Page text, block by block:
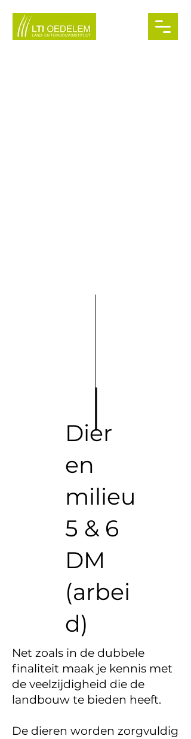
Dier
en
milieu
5 & 6
DM
(arbei
d)
Net zoals in de dubbele
finaliteit maak je kennis met
de veelzijdigheid die de
landbouw te bieden heeft.
De dieren worden zorgvuldig